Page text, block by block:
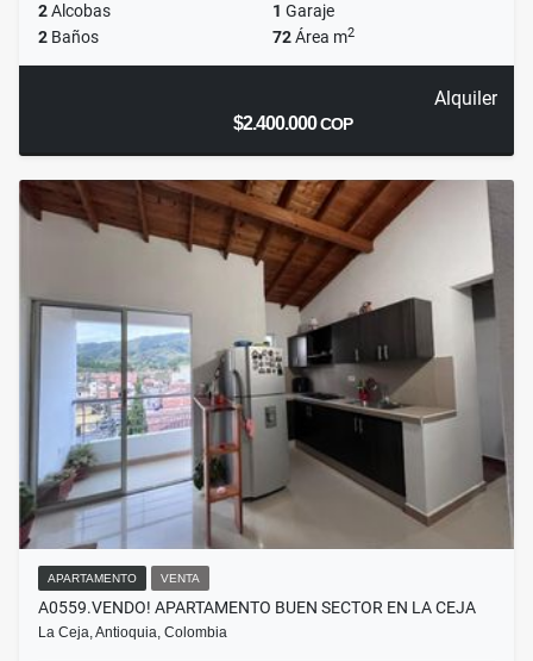
2Alcobas 1 Garaje
2 Baños 72Área m2
Alquiler
$2.400.000COP
APARTAMENTO VENTA
A0559.VENDO! APARTAMENTO BUEN SECTOR EN LA CEJA
La Ceja, Antioquia, Colombia